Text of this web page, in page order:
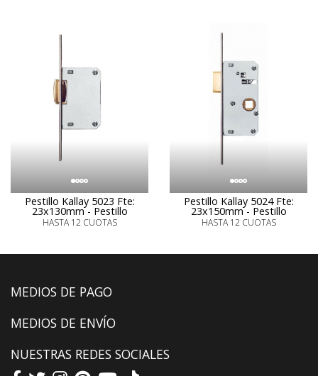
Pestillo Kallay 5023 Fte:
23x130mm - Pestillo
HASTA 12 CUOTAS
Pestillo Kallay 5024 Fte:
23x150mm - Pestillo
HASTA 12 CUOTAS
MEDIOS DE PAGO
MEDIOS DE ENVÍO
NUESTRAS REDES SOCIALES